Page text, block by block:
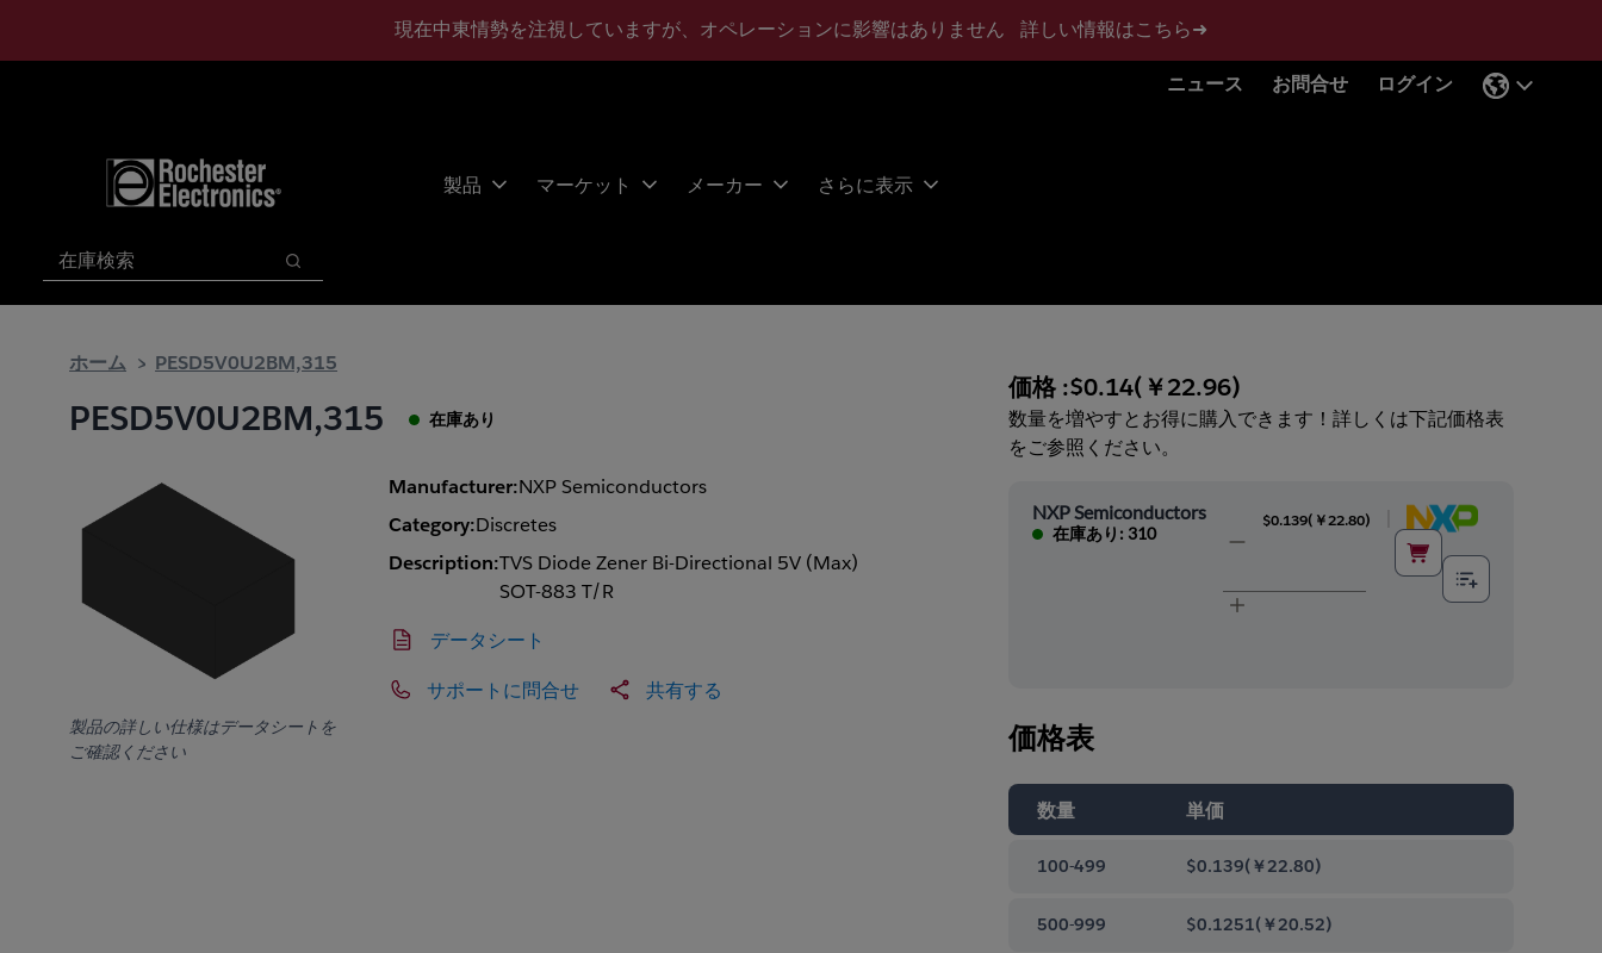
現在中東情勢を注視していますが、オペレーションに影響はありません 詳しい情報はこちら➜
ニュース お問合せ ログイン
製品 マーケット メーカー さらに表示
検索
検索
ホーム PESD5V0U2BM,315
PESD5V0U2BM,315 在庫あり
製品の詳しい仕様はデータシートを
ご確認ください
Manufacturer:NXP Semiconductors
Category:Discretes
Description:TVS Diode Zener Bi-Directional 5V (Max)
SOT-883 T/R
データシート
サポートに問合せ 共有する
価格 :$0.14(￥22.96)
数量を増やすとお得に購入できます！詳しくは下記価格表
をご参照ください。
NXP Semiconductors
在庫あり: 310
$0.139( ￥22.80)
価格表
数量 単価
100-499 $0.139(￥22.80)
500-999 $0.1251(￥20.52)